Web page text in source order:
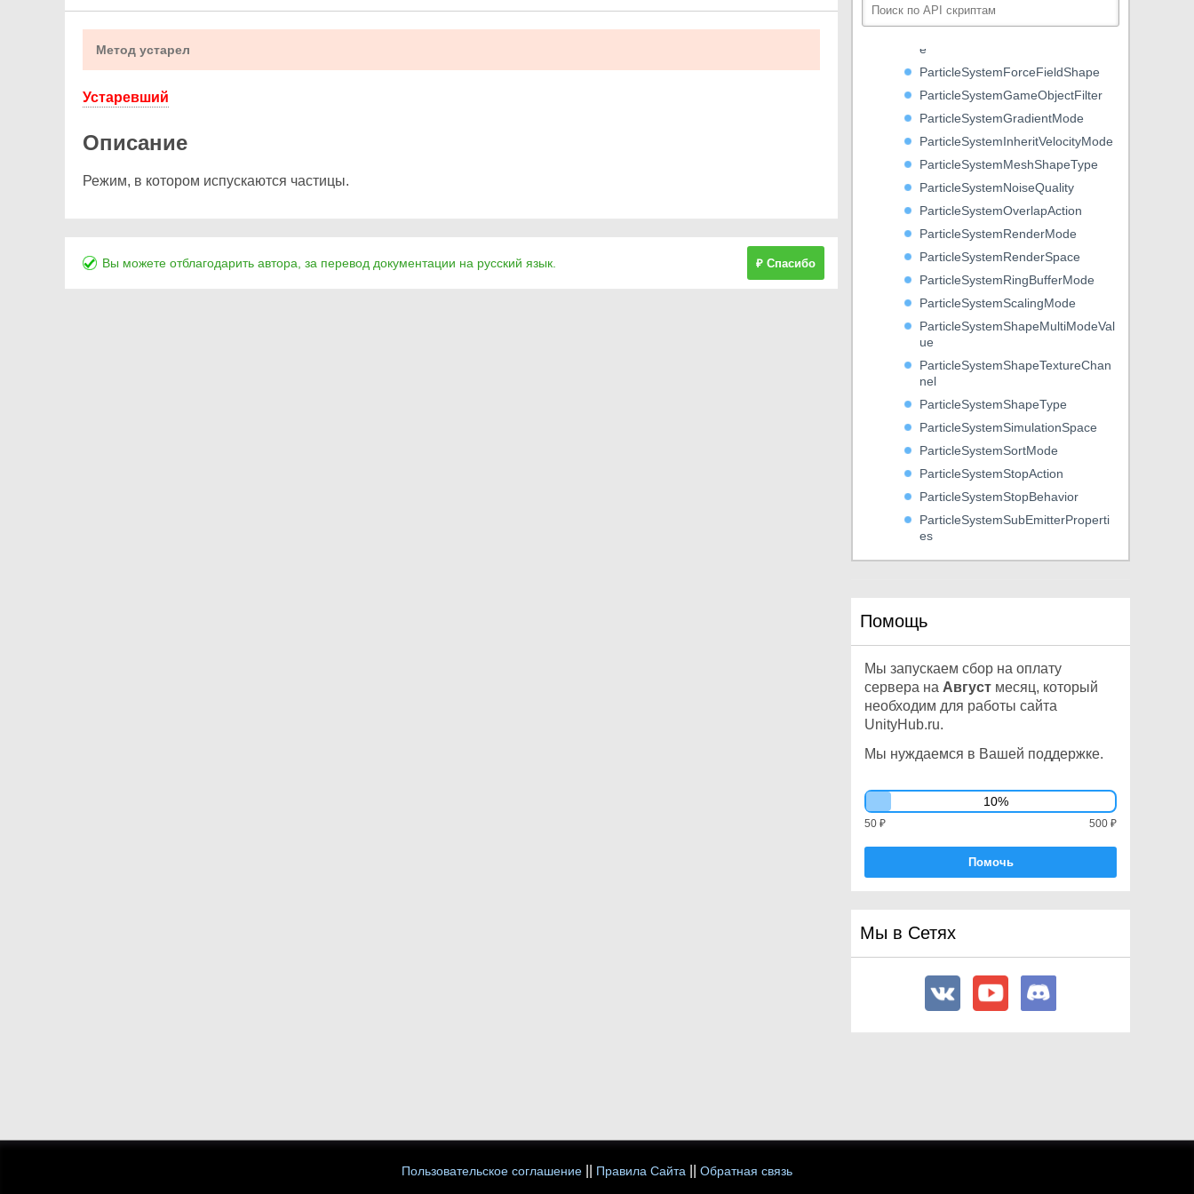
Метод устарел
Устаревший
Описание
Режим, в котором испускаются частицы.
Вы можете отблагодарить автора, за перевод документации на русский язык. ₽ Спасибо
ParticleSystemEmissionType
e
ParticleSystemForceFieldShape
ParticleSystemGameObjectFilter
ParticleSystemGradientMode
ParticleSystemInheritVelocityMode
ParticleSystemMeshShapeType
ParticleSystemNoiseQuality
ParticleSystemOverlapAction
ParticleSystemRenderMode
ParticleSystemRenderSpace
ParticleSystemRingBufferMode
ParticleSystemScalingMode
ParticleSystemShapeMultiModeVal
ue
ParticleSystemShapeTextureChan
nel
ParticleSystemShapeType
ParticleSystemSimulationSpace
ParticleSystemSortMode
ParticleSystemStopAction
ParticleSystemStopBehavior
ParticleSystemSubEmitterProperti
es
ParticleSystemSubEmitterType
ParticleSystemTriggerEventType
ParticleSystemVertexStreams
PhysicMaterialCombine
PlayMode
ProceduralCacheSize
ProceduralLoadingBehavior
ProceduralProcessorUsage
ProceduralPropertyType
QueueMode
RenderingPath
RenderMode
Помощь
Мы запускаем сбор на оплату
сервера на Август месяц, который
необходим для работы сайта
UnityHub.ru.
Мы нуждаемся в Вашей поддержке.
10%
500 ₽
50 ₽
Помочь
Мы в Сетях
Пользовательское соглашение Правила Сайта Обратная связь